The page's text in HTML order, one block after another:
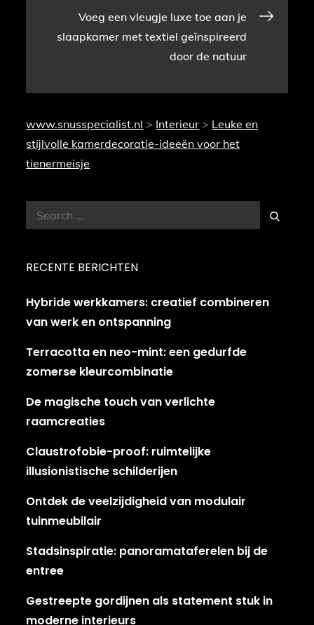
Voeg een vleugje luxe toe aan je
slaapkamer met textiel geïnspireerd
door de natuur
www.snusspecialist.nl > Interieur > Leuke en
stijlvolle kamerdecoratie-ideeën voor het
tienermeisje
Search
for:
Search
RECENTE BERICHTEN
Hybride werkkamers: creatief combineren
van werk en ontspanning
Terracotta en neo-mint: een gedurfde
zomerse kleurcombinatie
De magische touch van verlichte
raamcreaties
Claustrofobie-proof: ruimtelijke
illusionistische schilderijen
Ontdek de veelzijdigheid van modulair
tuinmeubilair
Stadsinspiratie: panoramataferelen bij de
entree
Gestreepte gordijnen als statement stuk in
moderne interieurs